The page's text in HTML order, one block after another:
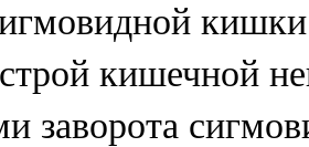
кишки
кишечной
заворота